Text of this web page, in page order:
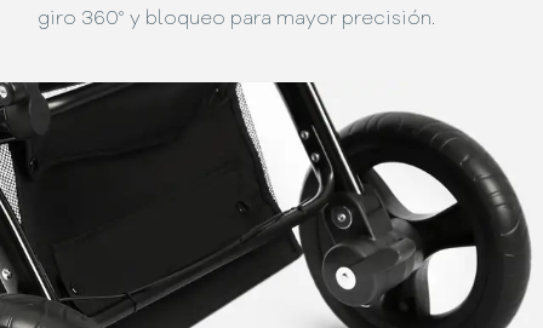
giro 360° y bloqueo para mayor precisión.